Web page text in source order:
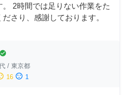
2時間では足りない作業をた
さり、感謝しております。
check_circle
/ 東京都
16 sentiment_dissatisfied 1